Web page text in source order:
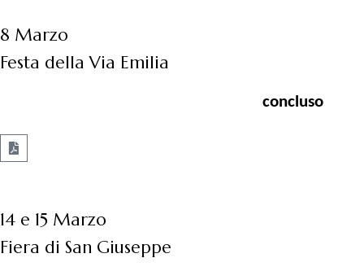
8 Marzo
Festa della Via Emilia
concluso
14 e 15 Marzo
Fiera di San Giuseppe